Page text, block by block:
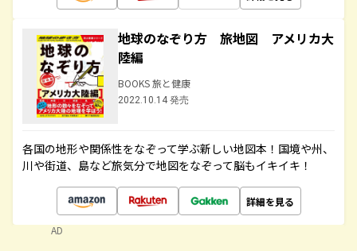
地球のなぞり方 旅地図 アメリカ大
陸編
BOOKS 旅と健康
2022.10.14 発売
各国の地形や関係性をなぞって学ぶ新しい地図本！国境や州、
川や街道、島など旅気分で地図をなぞって脳もイキイキ！
詳細を見る
AD